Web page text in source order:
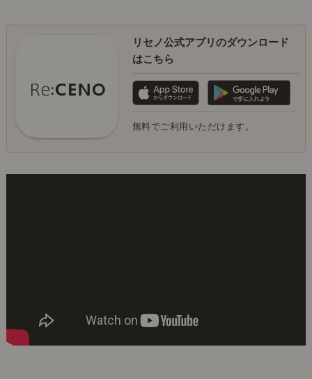
リセノ公式アプリのダウンロード
はこちら
無料でご利用いただけます。